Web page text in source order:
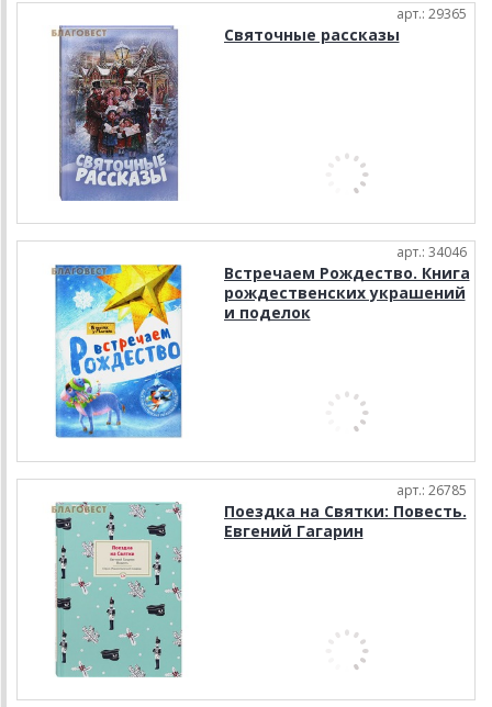
арт.: 29365
Святочные рассказы
арт.: 34046
Встречаем Рождество. Книга
рождественских украшений
и поделок
арт.: 26785
Поездка на Cвятки: Повесть.
Евгений Гагарин